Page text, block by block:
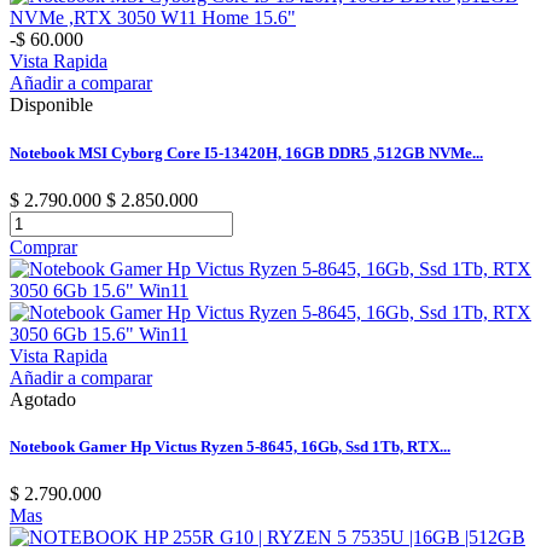
-$ 60.000
Vista Rapida
Añadir a comparar
Disponible
Notebook MSI Cyborg Core I5-13420H, 16GB DDR5 ,512GB NVMe...
$ 2.790.000 $ 2.850.000
Comprar
Vista Rapida
Añadir a comparar
Agotado
Notebook Gamer Hp Victus Ryzen 5-8645, 16Gb, Ssd 1Tb, RTX...
$ 2.790.000
Mas